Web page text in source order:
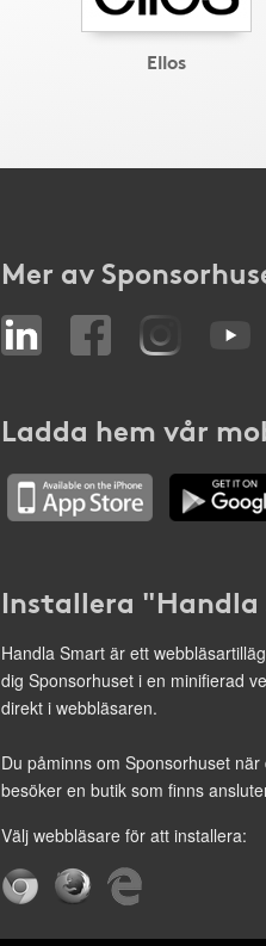
Ellos
Mer av
Ladda hem vår
Installera
Handla Smart är ett
dig Sponsorhuset i en minifierad
direkt i webbläsaren.
Du påminns om Sponsorhuset när
besöker en butik som finns
Välj webbläsare för att installera: